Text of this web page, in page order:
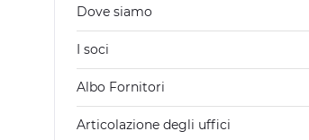
Dove siamo
I soci
Albo Fornitori
Articolazione degli uffici